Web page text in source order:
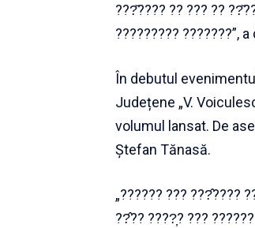
???̆???? ?? ??? ??
????????? ???????”,
În debutul
Județene „V.
volumul lansat. De
Ștefan Tănasă.
„?????? ??? ???̂????
??̂?? ????̦? ???